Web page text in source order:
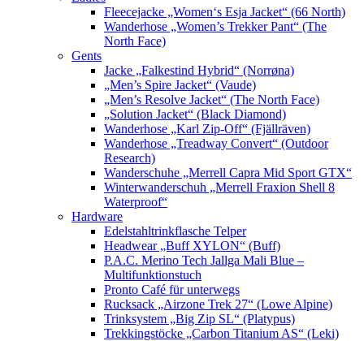
Fleecejacke „Women‘s Esja Jacket“ (66 North)
Wanderhose „Women’s Trekker Pant“ (The
North Face)
Gents
Jacke „Falkestind Hybrid“ (Norrøna)
„Men’s Spire Jacket“ (Vaude)
„Men’s Resolve Jacket“ (The North Face)
„Solution Jacket“ (Black Diamond)
Wanderhose „Karl Zip-Off“ (Fjällräven)
Wanderhose „Treadway Convert“ (Outdoor
Research)
Wanderschuhe „Merrell Capra Mid Sport GTX“
Winterwanderschuh „Merrell Fraxion Shell 8
Waterproof“
Hardware
Edelstahltrinkflasche Telper
Headwear „Buff XYLON“ (Buff)
P.A.C. Merino Tech Jallga Mali Blue –
Multifunktionstuch
Pronto Café für unterwegs
Rucksack „Airzone Trek 27“ (Lowe Alpine)
Trinksystem „Big Zip SL“ (Platypus)
Trekkingstöcke „Carbon Titanium AS“ (Leki)